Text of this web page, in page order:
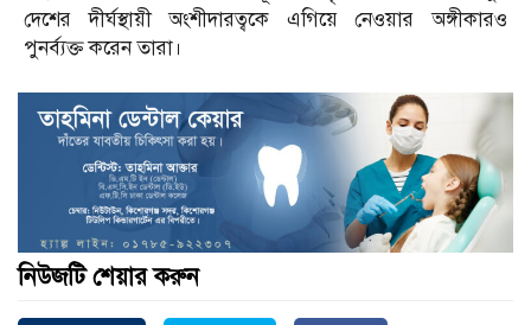
দেশের দীর্ঘস্থায়ী অংশীদারত্বকে এগিয়ে নেওয়ার অঙ্গীকারও
পুনর্ব্যক্ত করেন তারা।
নিউজটি শেয়ার করুন